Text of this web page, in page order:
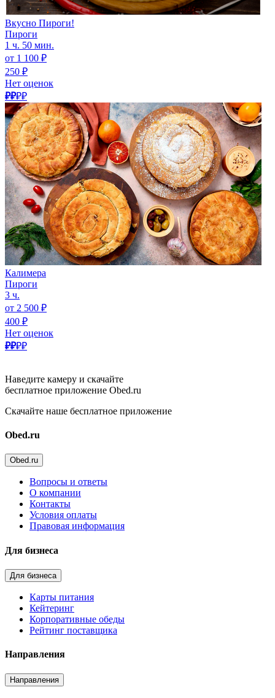
Вкусно Пироги!
Пироги
1 ч. 50 мин.
от 1 100 ₽
250 ₽
Нет оценок
₽₽₽₽
Калимера
Пироги
3 ч.
от 2 500 ₽
400 ₽
Нет оценок
₽₽₽₽
Наведите камеру и скачайте
бесплатное приложение Obed.ru
Скачайте наше бесплатное приложение
Obed.ru
Obed.ru
Вопросы и ответы
О компании
Контакты
Условия оплаты
Правовая информация
Для бизнеса
Для бизнеса
Карты питания
Кейтеринг
Корпоративные обеды
Рейтинг поставщика
Направления
Направления